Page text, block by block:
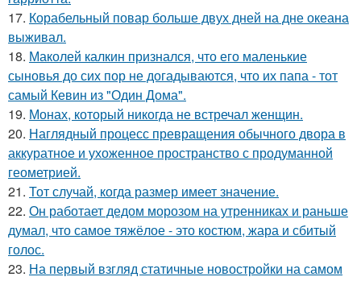
17. Корабельный повар больше двух дней на дне океана
выживал.
18. Маколей калкин признался, что его маленькие
сыновья до сих пор не догадываются, что их папа - тот
самый Кевин из "Один Дома".
19. Монах, который никогда не встречал женщин.
20. Наглядный процесс превращения обычного двора в
аккуратное и ухоженное пространство с продуманной
геометрией.
21. Тот случай, когда размер имеет значение.
22. Он работает дедом морозом на утренниках и раньше
думал, что самое тяжёлое - это костюм, жара и сбитый
голос.
23. На первый взгляд статичные новостройки на самом